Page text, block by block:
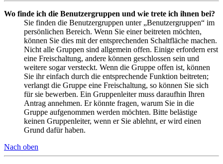
Wo finde ich die Benutzergruppen und wie trete ich ihnen bei?
Sie finden die Benutzergruppen unter „Benutzergruppen“ im
persönlichen Bereich. Wenn Sie einer beitreten möchten,
können Sie dies mit der entsprechenden Schaltfläche machen.
Nicht alle Gruppen sind allgemein offen. Einige erfordern erst
eine Freischaltung, andere können geschlossen sein und
weitere sogar versteckt. Wenn die Gruppe offen ist, können
Sie ihr einfach durch die entsprechende Funktion beitreten;
verlangt die Gruppe eine Freischaltung, so können Sie sich
für sie bewerben. Ein Gruppenleiter muss daraufhin Ihren
Antrag annehmen. Er könnte fragen, warum Sie in die
Gruppe aufgenommen werden möchten. Bitte belästige
keinen Gruppenleiter, wenn er Sie ablehnt, er wird einen
Grund dafür haben.
Nach oben